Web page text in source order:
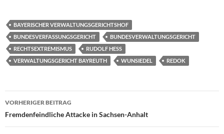
BAYERISCHER VERWALTUNGSGERICHTSHOF
BUNDESVERFASSUNGSGERICHT
BUNDESVERWALTUNGSGERICHT
RECHTSEXTREMISMUS
RUDOLF HESS
VERWALTUNGSGERICHT BAYREUTH
WUNSIEDEL REDOK
Beitragsnavigation
VORHERIGER BEITRAG
Fremdenfeindliche Attacke in Sachsen-Anhalt